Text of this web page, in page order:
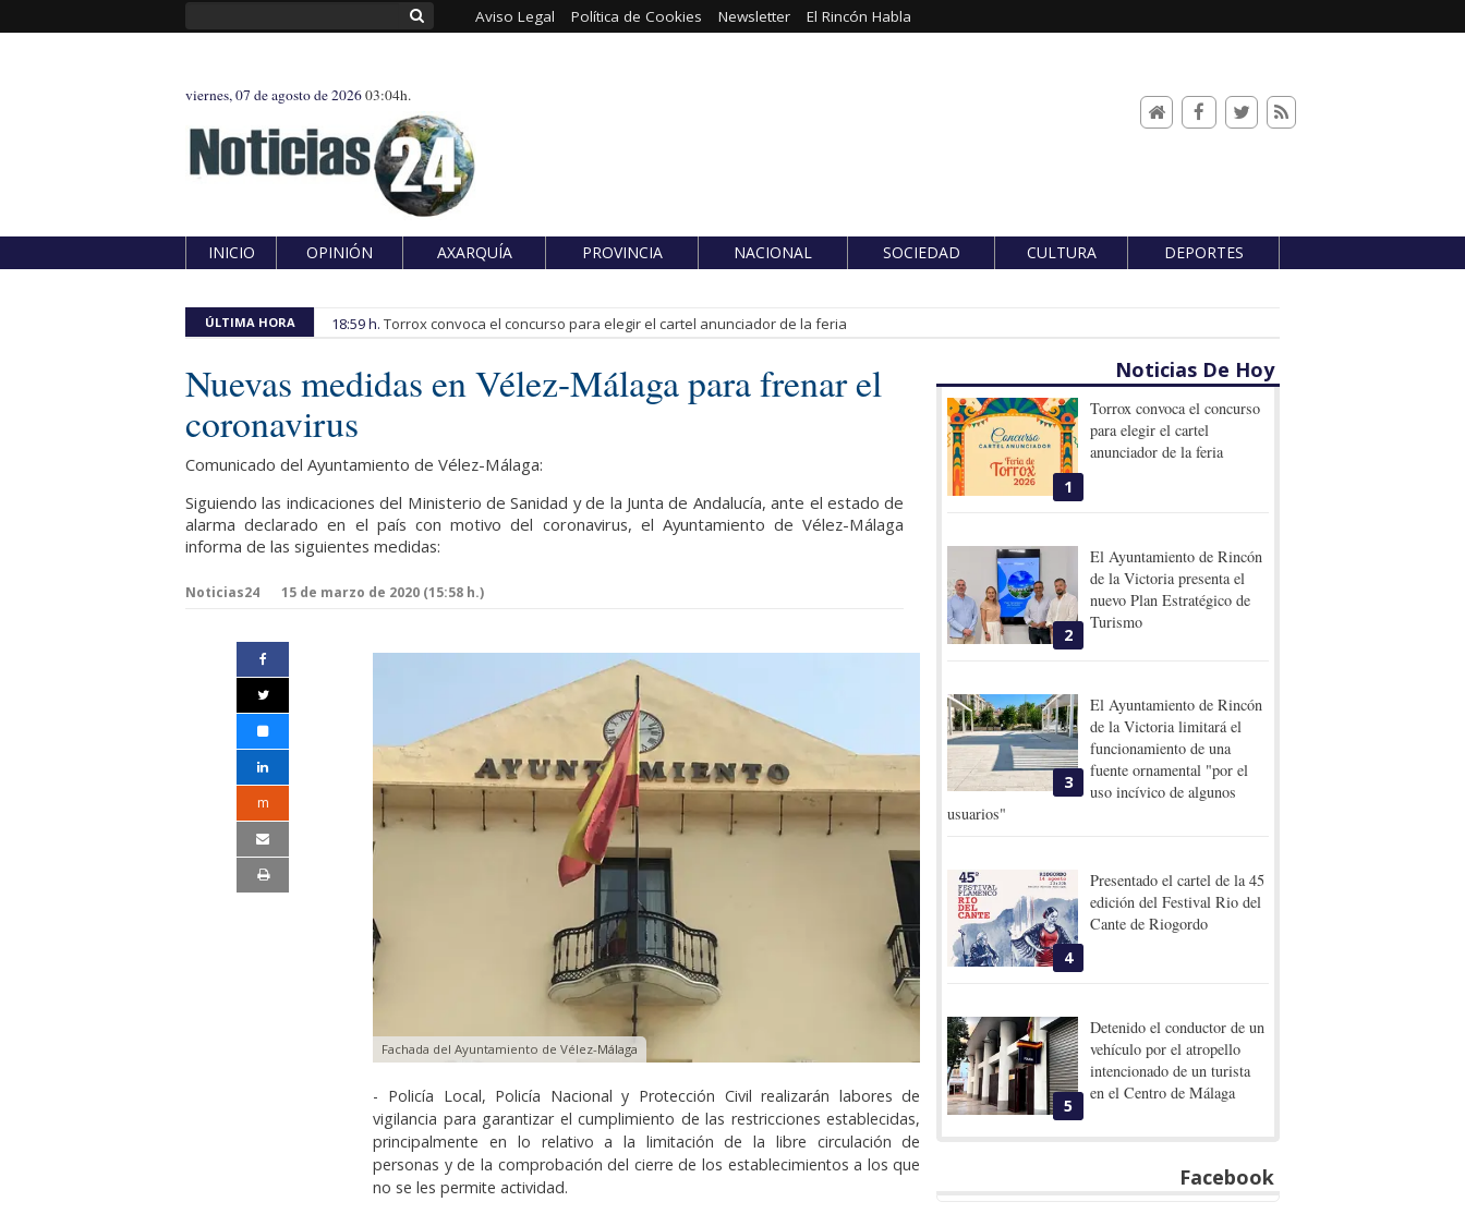
Aviso Legal Política de Cookies Newsletter El Rincón Habla
viernes, 07 de agosto de 202603:04h.
INICIO OPINIÓN AXARQUÍA PROVINCIA NACIONAL SOCIEDAD CULTURA DEPORTES
ÚLTIMA HORA 18:59 h. Torrox convoca el concurso para elegir el cartel anunciador de la feria
Nuevas medidas en Vélez-Málaga para frenar el
coronavirus
Comunicado del Ayuntamiento de Vélez-Málaga:
Siguiendo las indicaciones del Ministerio de Sanidad y de la Junta de Andalucía, ante el estado de
alarma declarado en el país con motivo del coronavirus, el Ayuntamiento de Vélez-Málaga
informa de las siguientes medidas:
Noticias24 15 de marzo de 2020 (15:58 h.)
m
Fachada del Ayuntamiento de Vélez-Málaga
- Policía Local, Policía Nacional y Protección Civil realizarán labores de
vigilancia para garantizar el cumplimiento de las restricciones establecidas,
principalmente en lo relativo a la limitación de la libre circulación de
personas y de la comprobación del cierre de los establecimientos a los que
no se les permite actividad.
Noticias De Hoy
1
Torrox convoca el concurso
para elegir el cartel
anunciador de la feria
2
El Ayuntamiento de Rincón
de la Victoria presenta el
nuevo Plan Estratégico de
Turismo
3
El Ayuntamiento de Rincón
de la Victoria limitará el
funcionamiento de una
fuente ornamental "por el
uso incívico de algunos
usuarios"
4
Presentado el cartel de la 45
edición del Festival Rio del
Cante de Riogordo
5
Detenido el conductor de un
vehículo por el atropello
intencionado de un turista
en el Centro de Málaga
Facebook